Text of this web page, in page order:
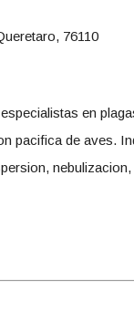
76110
en
pacifica de aves.